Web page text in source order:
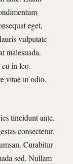
eget,
vulputate
malesuada.
in leo.
vitae in odio.
tincidunt ante.
consectetur.
Curabitur
sed. Nullam